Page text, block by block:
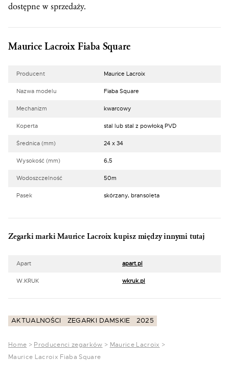
dostępne w sprzedaży.
Maurice Lacroix Fiaba Square
Producent Maurice Lacroix
Nazwa modelu Fiaba Square
Mechanizm kwarcowy
Koperta stal lub stal z powłoką PVD
Średnica (mm) 24 x 34
Wysokość (mm) 6,5
Wodoszczelność 50m
Pasek skórzany, bransoleta
Zegarki marki Maurice Lacroix kupisz między innymi tutaj
Apart apart.pl
W.KRUK wkruk.pl
AKTUALNOŚCI ZEGARKI DAMSKIE 2025
Home > Producenci zegarków > Maurice Lacroix >
Maurice Lacroix Fiaba Square